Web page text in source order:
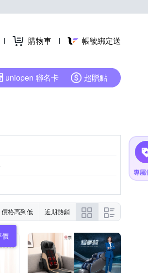
購物車 帳號綁定送
uniopen 聯名卡 超贈點
價格高到低 近期熱銷
價